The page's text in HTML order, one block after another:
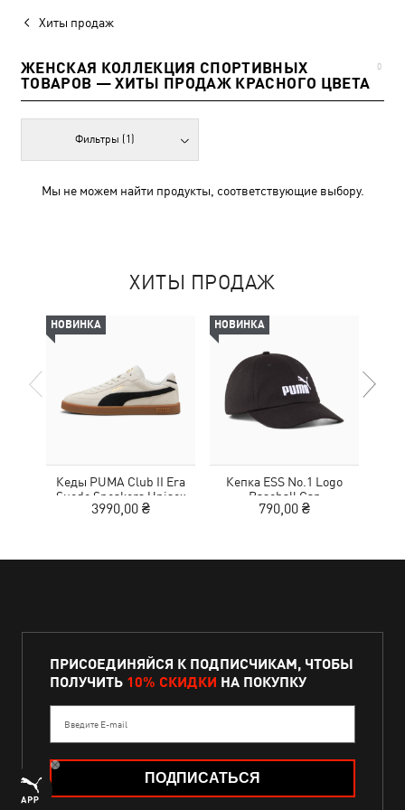
Хиты продаж
ЖЕНСКАЯ КОЛЛЕКЦИЯ СПОРТИВНЫХ
ТОВАРОВ — ХИТЫ ПРОДАЖ КРАСНОГО ЦВЕТА
0
Фильтры (1)
Мы не можем найти продукты, соответствующие выбору.
ХИТЫ ПРОДАЖ
НОВИНКА
Кеды PUMA Club II Era
Suede Sneakers Unisex
3990,00 ₴
НОВИНКА
Кепка ESS No.1 Logo
Baseball Cap
790,00 ₴
ПРИСОЕДИНЯЙСЯ К ПОДПИСЧИКАМ, ЧТОБЫ
ПОЛУЧИТЬ 10% СКИДКИ НА ПОКУПКУ
Введите E-mail
ПОДПИСАТЬСЯ